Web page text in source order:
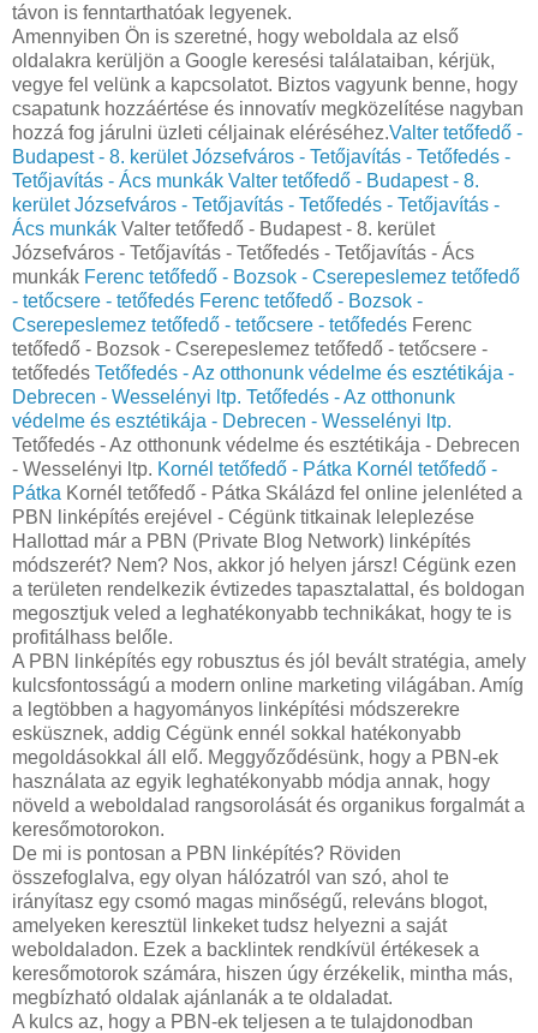
távon is fenntarthatóak legyenek.
Amennyiben Ön is szeretné, hogy weboldala az első
oldalakra kerüljön a Google keresési találataiban, kérjük,
vegye fel velünk a kapcsolatot. Biztos vagyunk benne, hogy
csapatunk hozzáértése és innovatív megközelítése nagyban
hozzá fog járulni üzleti céljainak eléréséhez.Valter tetőfedő -
Budapest - 8. kerület Józsefváros - Tetőjavítás - Tetőfedés -
Tetőjavítás - Ács munkák Valter tetőfedő - Budapest - 8.
kerület Józsefváros - Tetőjavítás - Tetőfedés - Tetőjavítás -
Ács munkák Valter tetőfedő - Budapest - 8. kerület
Józsefváros - Tetőjavítás - Tetőfedés - Tetőjavítás - Ács
munkák Ferenc tetőfedő - Bozsok - Cserepeslemez tetőfedő
- tetőcsere - tetőfedés Ferenc tetőfedő - Bozsok -
Cserepeslemez tetőfedő - tetőcsere - tetőfedés Ferenc
tetőfedő - Bozsok - Cserepeslemez tetőfedő - tetőcsere -
tetőfedés Tetőfedés - Az otthonunk védelme és esztétikája -
Debrecen - Wesselényi ltp. Tetőfedés - Az otthonunk
védelme és esztétikája - Debrecen - Wesselényi ltp.
Tetőfedés - Az otthonunk védelme és esztétikája - Debrecen
- Wesselényi ltp. Kornél tetőfedő - Pátka Kornél tetőfedő -
Pátka Kornél tetőfedő - Pátka Skálázd fel online jelenléted a
PBN linképítés erejével - Cégünk titkainak leleplezése
Hallottad már a PBN (Private Blog Network) linképítés
módszerét? Nem? Nos, akkor jó helyen jársz! Cégünk ezen
a területen rendelkezik évtizedes tapasztalattal, és boldogan
megosztjuk veled a leghatékonyabb technikákat, hogy te is
profitálhass belőle.
A PBN linképítés egy robusztus és jól bevált stratégia, amely
kulcsfontosságú a modern online marketing világában. Amíg
a legtöbben a hagyományos linképítési módszerekre
esküsznek, addig Cégünk ennél sokkal hatékonyabb
megoldásokkal áll elő. Meggyőződésünk, hogy a PBN-ek
használata az egyik leghatékonyabb módja annak, hogy
növeld a weboldalad rangsorolását és organikus forgalmát a
keresőmotorokon.
De mi is pontosan a PBN linképítés? Röviden
összefoglalva, egy olyan hálózatról van szó, ahol te
irányítasz egy csomó magas minőségű, releváns blogot,
amelyeken keresztül linkeket tudsz helyezni a saját
weboldaladon. Ezek a backlintek rendkívül értékesek a
keresőmotorok számára, hiszen úgy érzékelik, mintha más,
megbízható oldalak ajánlanák a te oldaladat.
A kulcs az, hogy a PBN-ek teljesen a te tulajdonodban